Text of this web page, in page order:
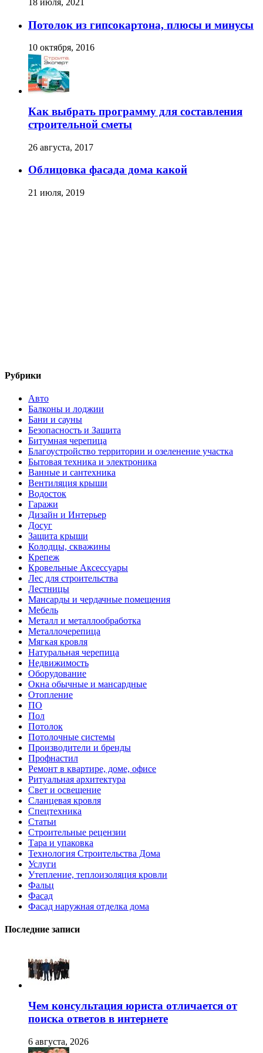
Потолок из гипсокартона, плюсы и минусы
10 октября, 2016
Как выбрать программу для составления
строительной сметы
26 августа, 2017
Облицовка фасада дома какой
21 июля, 2019
Рубрики
Авто
Балконы и лоджии
Бани и сауны
Безопасность и Защита
Битумная черепица
Благоустройство территории и озеленение участка
Бытовая техника и электроника
Ванные и сантехника
Вентиляция крыши
Водосток
Гаражи
Дизайн и Интерьер
Досуг
Защита крыши
Колодцы, скважины
Крепеж
Кровельные Аксессуары
Лес для строительства
Лестницы
Мансарды и чердачные помещения
Мебель
Металл и металлообработка
Металлочерепица
Мягкая кровля
Натуральная черепица
Недвижимость
Оборудование
Окна обычные и мансардные
Отопление
ПО
Пол
Потолок
Потолочные системы
Производители и бренды
Профнастил
Ремонт в квартире, доме, офисе
Ритуальная архитектура
Свет и освещение
Сланцевая кровля
Спецтехника
Статьи
Строительные рецензии
Тара и упаковка
Технология Строительства Дома
Услуги
Утепление, теплоизоляция кровли
Фальц
Фасад
Фасад наружная отделка дома
Последние записи
Чем консультация юриста отличается от
поиска ответов в интернете
6 августа, 2026